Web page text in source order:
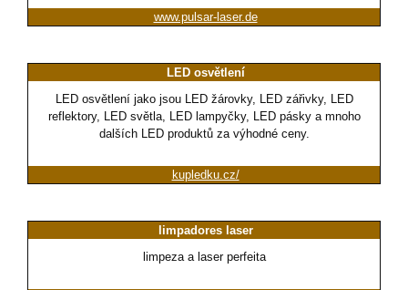
www.pulsar-laser.de
LED osvětlení
LED osvětlení jako jsou LED žárovky, LED zářivky, LED
reflektory, LED světla, LED lampyčky, LED pásky a mnoho
dalších LED produktů za výhodné ceny.
kupledku.cz/
limpadores laser
limpeza a laser perfeita